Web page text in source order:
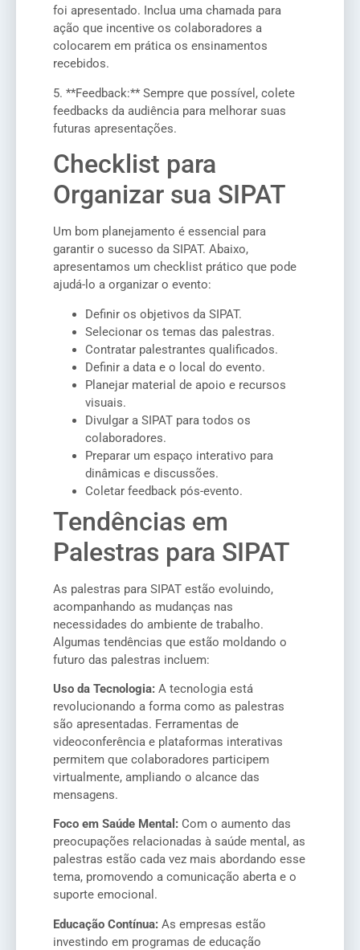
foi apresentado. Inclua uma chamada para
ação que incentive os colaboradores a
colocarem em prática os ensinamentos
recebidos.
5. **Feedback:** Sempre que possível, colete
feedbacks da audiência para melhorar suas
futuras apresentações.
Checklist para
Organizar sua SIPAT
Um bom planejamento é essencial para
garantir o sucesso da SIPAT. Abaixo,
apresentamos um checklist prático que pode
ajudá-lo a organizar o evento:
Definir os objetivos da SIPAT.
Selecionar os temas das palestras.
Contratar palestrantes qualificados.
Definir a data e o local do evento.
Planejar material de apoio e recursos
visuais.
Divulgar a SIPAT para todos os
colaboradores.
Preparar um espaço interativo para
dinâmicas e discussões.
Coletar feedback pós-evento.
Tendências em
Palestras para SIPAT
As palestras para SIPAT estão evoluindo,
acompanhando as mudanças nas
necessidades do ambiente de trabalho.
Algumas tendências que estão moldando o
futuro das palestras incluem:
Uso da Tecnologia: A tecnologia está
revolucionando a forma como as palestras
são apresentadas. Ferramentas de
videoconferência e plataformas interativas
permitem que colaboradores participem
virtualmente, ampliando o alcance das
mensagens.
Foco em Saúde Mental: Com o aumento das
preocupações relacionadas à saúde mental, as
palestras estão cada vez mais abordando esse
tema, promovendo a comunicação aberta e o
suporte emocional.
Educação Contínua: As empresas estão
investindo em programas de educação